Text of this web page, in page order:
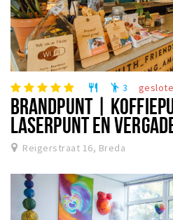
restaurant emoji_people 3
BRANDPUNT |
LASERPUNT EN
Reigerstraat 16, Breda